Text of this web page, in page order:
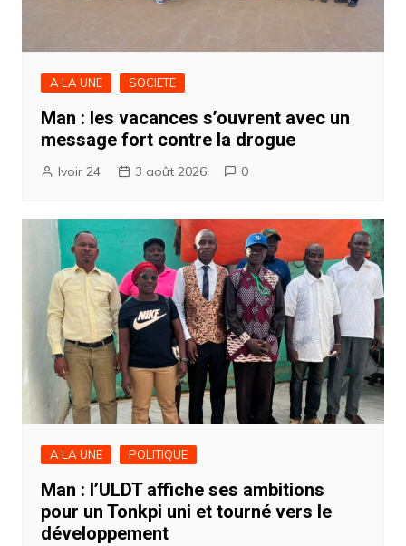
A LA UNE SOCIETE
Man : les vacances s’ouvrent avec un
message fort contre la drogue
Ivoir 24 3 août 2026 0
A LA UNE POLITIQUE
Man : l’ULDT affiche ses ambitions
pour un Tonkpi uni et tourné vers le
développement